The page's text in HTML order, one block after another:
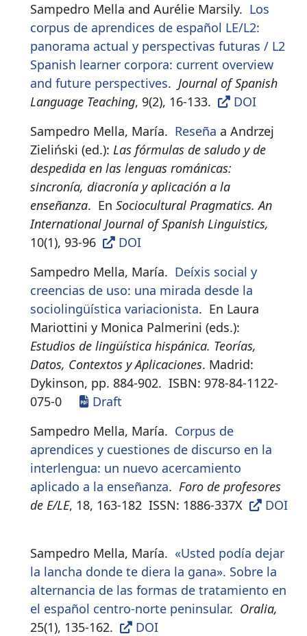
Sampedro Mella and Aurélie Marsily. Los
corpus de aprendices de español LE/L2:
panorama actual y perspectivas futuras / L2
Spanish learner corpora: current overview
and future perspectives. Journal of Spanish
Language Teaching, 9(2), 16-133.
DOI
Sampedro Mella, María. Reseña a Andrzej
Zieliński (ed.): Las fórmulas de saludo y de
despedida en las lenguas románicas:
sincronía, diacronía y aplicación a la
enseñanza. En Sociocultural Pragmatics. An
International Journal of Spanish Linguistics,
10(1), 93-96
DOI
Sampedro Mella, María. Deíxis social y
creencias de uso: una mirada desde la
sociolingüística variacionista. En Laura
Mariottini y Monica Palmerini (eds.):
Estudios de lingüística hispánica. Teorías,
Datos, Contextos y Aplicaciones. Madrid:
Dykinson, pp. 884-902. ISBN: 978-84-1122-
075-0
Draft
Sampedro Mella, María. Corpus de
aprendices y cuestiones de discurso en la
interlengua: un nuevo acercamiento
aplicado a la enseñanza. Foro de profesores
de E/LE, 18, 163-182 ISSN: 1886-337X DOI
Sampedro Mella, María. «Usted podía dejar
la lancha donde te diera la gana». Sobre la
alternancia de las formas de tratamiento en
el español centro-norte peninsular. Oralia,
25(1), 135-162.
DOI